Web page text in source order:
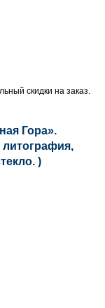
скидки на заказ.
Гора».
)